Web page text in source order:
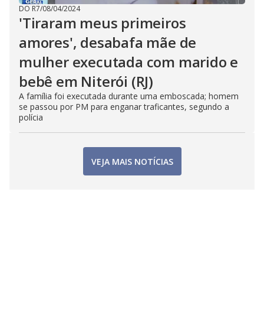
DO R7/08/04/2024
'Tiraram meus primeiros
amores', desabafa mãe de
mulher executada com marido e
bebê em Niterói (RJ)
A família foi executada durante uma emboscada; homem
se passou por PM para enganar traficantes, segundo a
polícia
VEJA MAIS NOTÍCIAS